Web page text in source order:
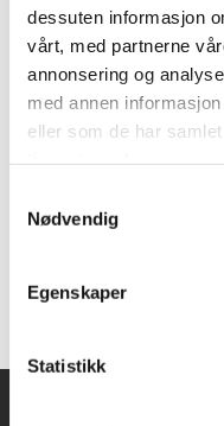
dessuten informasjon
vårt, med partnerne
annonsering og
med annen
eller som de har
Nødvendig
Egenskaper
Statistikk
Om du skifter
permisjon eller går ut av
det viktig at vi får
kontingentinnbetalingen.
så flinke til å melde fra til
Det kan du gjøre ved å
72 59 62 00 . Du kan